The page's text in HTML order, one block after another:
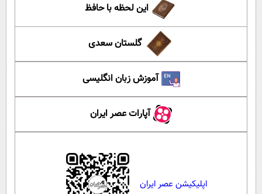
این لحظه با حافظ
گلستان سعدی
آموزش زبان انگلیسی
آپارات عصر ایران
اپلیکیشن عصر ایران